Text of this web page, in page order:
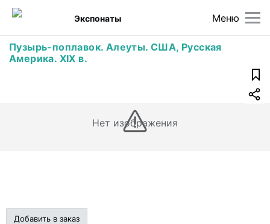
Меню
Экспонаты
Пузырь-поплавок. Алеуты. США, Русская
Америка. XIX в.
Нет изображения
Добавить в заказ